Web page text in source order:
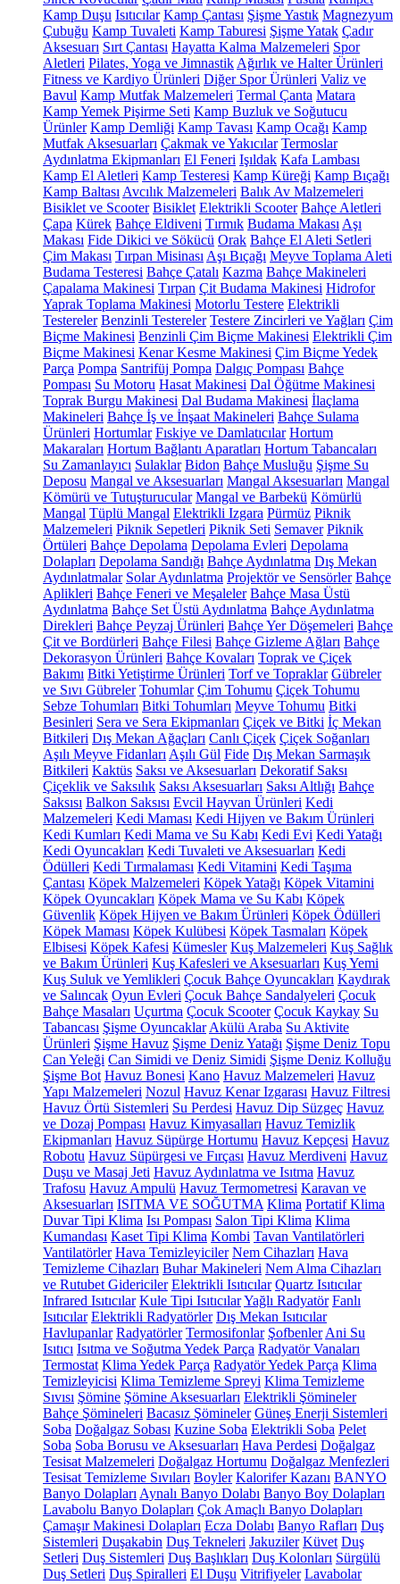
Kamp Duşu Isıtıcılar Kamp Çantası Şişme Yastık Magnezyum
Çubuğu Kamp Tuvaleti Kamp Taburesi Şişme Yatak Çadır
Aksesuarı Sırt Çantası Hayatta Kalma Malzemeleri Spor
Aletleri Pilates, Yoga ve Jimnastik Ağırlık ve Halter Ürünleri
Fitness ve Kardiyo Ürünleri Diğer Spor Ürünleri Valiz ve
Bavul Kamp Mutfak Malzemeleri Termal Çanta Matara
Kamp Yemek Pişirme Seti Kamp Buzluk ve Soğutucu
Ürünler Kamp Demliği Kamp Tavası Kamp Ocağı Kamp
Mutfak Aksesuarları Çakmak ve Yakıcılar Termoslar
Aydınlatma Ekipmanları El Feneri Işıldak Kafa Lambası
Kamp El Aletleri Kamp Testeresi Kamp Küreği Kamp Bıçağı
Kamp Baltası Avcılık Malzemeleri Balık Av Malzemeleri
Bisiklet ve Scooter Bisiklet Elektrikli Scooter Bahçe Aletleri
Çapa Kürek Bahçe Eldiveni Tırmık Budama Makası Aşı
Makası Fide Dikici ve Sökücü Orak Bahçe El Aleti Setleri
Çim Makası Tırpan Misinası Aşı Bıçağı Meyve Toplama Aleti
Budama Testeresi Bahçe Çatalı Kazma Bahçe Makineleri
Çapalama Makinesi Tırpan Çit Budama Makinesi Hidrofor
Yaprak Toplama Makinesi Motorlu Testere Elektrikli
Testereler Benzinli Testereler Testere Zincirleri ve Yağları Çim
Biçme Makinesi Benzinli Çim Biçme Makinesi Elektrikli Çim
Biçme Makinesi Kenar Kesme Makinesi Çim Biçme Yedek
Parça Pompa Santrifüj Pompa Dalgıç Pompası Bahçe
Pompası Su Motoru Hasat Makinesi Dal Öğütme Makinesi
Toprak Burgu Makinesi Dal Budama Makinesi İlaçlama
Makineleri Bahçe İş ve İnşaat Makineleri Bahçe Sulama
Ürünleri Hortumlar Fıskiye ve Damlatıcılar Hortum
Makaraları Hortum Bağlantı Aparatları Hortum Tabancaları
Su Zamanlayıcı Sulaklar Bidon Bahçe Musluğu Şişme Su
Deposu Mangal ve Aksesuarları Mangal Aksesuarları Mangal
Kömürü ve Tutuşturucular Mangal ve Barbekü Kömürlü
Mangal Tüplü Mangal Elektrikli Izgara Pürmüz Piknik
Malzemeleri Piknik Sepetleri Piknik Seti Semaver Piknik
Örtüleri Bahçe Depolama Depolama Evleri Depolama
Dolapları Depolama Sandığı Bahçe Aydınlatma Dış Mekan
Aydınlatmalar Solar Aydınlatma Projektör ve Sensörler Bahçe
Aplikleri Bahçe Feneri ve Meşaleler Bahçe Masa Üstü
Aydınlatma Bahçe Set Üstü Aydınlatma Bahçe Aydınlatma
Direkleri Bahçe Peyzaj Ürünleri Bahçe Yer Döşemeleri Bahçe
Çit ve Bordürleri Bahçe Filesi Bahçe Gizleme Ağları Bahçe
Dekorasyon Ürünleri Bahçe Kovaları Toprak ve Çiçek
Bakımı Bitki Yetiştirme Ürünleri Torf ve Topraklar Gübreler
ve Sıvı Gübreler Tohumlar Çim Tohumu Çiçek Tohumu
Sebze Tohumları Bitki Tohumları Meyve Tohumu Bitki
Besinleri Sera ve Sera Ekipmanları Çiçek ve Bitki İç Mekan
Bitkileri Dış Mekan Ağaçları Canlı Çiçek Çiçek Soğanları
Aşılı Meyve Fidanları Aşılı Gül Fide Dış Mekan Sarmaşık
Bitkileri Kaktüs Saksı ve Aksesuarları Dekoratif Saksı
Çiçeklik ve Saksılık Saksı Aksesuarları Saksı Altlığı Bahçe
Saksısı Balkon Saksısı Evcil Hayvan Ürünleri Kedi
Malzemeleri Kedi Maması Kedi Hijyen ve Bakım Ürünleri
Kedi Kumları Kedi Mama ve Su Kabı Kedi Evi Kedi Yatağı
Kedi Oyuncakları Kedi Tuvaleti ve Aksesuarları Kedi
Ödülleri Kedi Tırmalaması Kedi Vitamini Kedi Taşıma
Çantası Köpek Malzemeleri Köpek Yatağı Köpek Vitamini
Köpek Oyuncakları Köpek Mama ve Su Kabı Köpek
Güvenlik Köpek Hijyen ve Bakım Ürünleri Köpek Ödülleri
Köpek Maması Köpek Kulübesi Köpek Tasmaları Köpek
Elbisesi Köpek Kafesi Kümesler Kuş Malzemeleri Kuş Sağlık
ve Bakım Ürünleri Kuş Kafesleri ve Aksesuarları Kuş Yemi
Kuş Suluk ve Yemlikleri Çocuk Bahçe Oyuncakları Kaydırak
ve Salıncak Oyun Evleri Çocuk Bahçe Sandalyeleri Çocuk
Bahçe Masaları Uçurtma Çocuk Scooter Çocuk Kaykay Su
Tabancası Şişme Oyuncaklar Akülü Araba Su Aktivite
Ürünleri Şişme Havuz Şişme Deniz Yatağı Şişme Deniz Topu
Can Yeleği Can Simidi ve Deniz Simidi Şişme Deniz Kolluğu
Şişme Bot Havuz Bonesi Kano Havuz Malzemeleri Havuz
Yapı Malzemeleri Nozul Havuz Kenar Izgarası Havuz Filtresi
Havuz Örtü Sistemleri Su Perdesi Havuz Dip Süzgeç Havuz
ve Dozaj Pompası Havuz Kimyasalları Havuz Temizlik
Ekipmanları Havuz Süpürge Hortumu Havuz Kepçesi Havuz
Robotu Havuz Süpürgesi ve Fırçası Havuz Merdiveni Havuz
Duşu ve Masaj Jeti Havuz Aydınlatma ve Isıtma Havuz
Trafosu Havuz Ampulü Havuz Termometresi Karavan ve
Aksesuarları ISITMA VE SOĞUTMA Klima Portatif Klima
Duvar Tipi Klima Isı Pompası Salon Tipi Klima Klima
Kumandası Kaset Tipi Klima Kombi Tavan Vantilatörleri
Vantilatörler Hava Temizleyiciler Nem Cihazları Hava
Temizleme Cihazları Buhar Makineleri Nem Alma Cihazları
ve Rutubet Gidericiler Elektrikli Isıtıcılar Quartz Isıtıcılar
Infrared Isıtıcılar Kule Tipi IsıtıcılarYağlı Radyatör Fanlı
Isıtıcılar Elektrikli Radyatörler Dış Mekan Isıtıcılar
Havlupanlar Radyatörler Termosifonlar Şofbenler Ani Su
Isıtıcı Isıtma ve Soğutma Yedek Parça Radyatör Vanaları
Termostat Klima Yedek Parça Radyatör Yedek Parça Klima
Temizleyicisi Klima Temizleme Spreyi Klima Temizleme
Sıvısı Şömine Şömine Aksesuarları Elektrikli Şömineler
Bahçe Şömineleri Bacasız Şömineler Güneş Enerji Sistemleri
Soba Doğalgaz Sobası Kuzine Soba Elektrikli Soba Pelet
Soba Soba Borusu ve Aksesuarları Hava Perdesi Doğalgaz
Tesisat Malzemeleri Doğalgaz Hortumu Doğalgaz Menfezleri
Tesisat Temizleme Sıvıları Boyler Kalorifer Kazanı BANYO
Banyo Dolapları Aynalı Banyo Dolabı Banyo Boy Dolapları
Lavabolu Banyo Dolapları Çok Amaçlı Banyo Dolapları
Çamaşır Makinesi Dolapları Ecza Dolabı Banyo Rafları Duş
Sistemleri Duşakabin Duş Tekneleri Jakuziler Küvet Duş
Setleri Duş Sistemleri Duş Başlıkları Duş Kolonları Sürgülü
Duş Setleri Duş Spiralleri El Duşu Vitrifiyeler Lavabolar